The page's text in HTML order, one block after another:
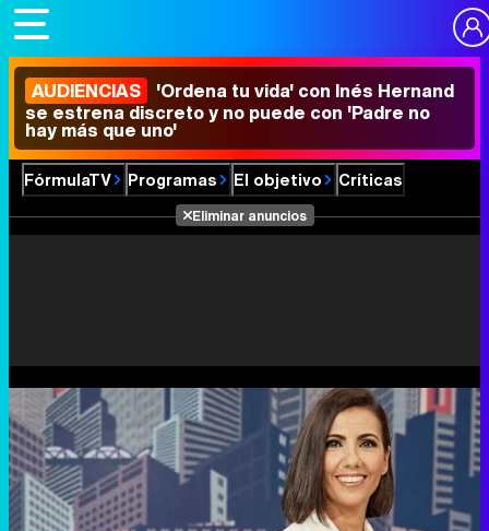
AUDIENCIAS 'Ordena tu vida' con Inés Hernand
se estrena discreto y no puede con 'Padre no
hay más que uno'
FórmulaTV Programas El objetivo Críticas
Eliminar anuncios